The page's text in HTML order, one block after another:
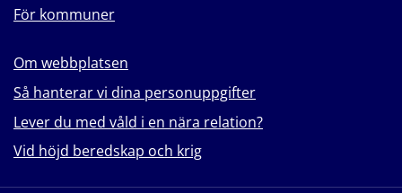
För kommuner
Om webbplatsen
Så hanterar vi dina personuppgifter
Lever du med våld i en nära relation?
Vid höjd beredskap och krig